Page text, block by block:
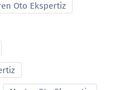
Oto Ekspertiz